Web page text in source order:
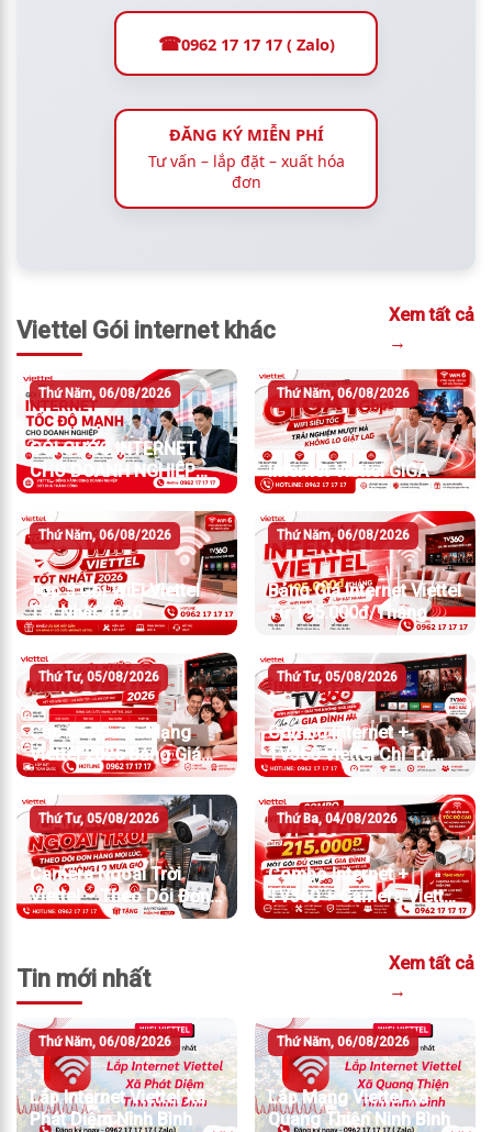
☎0962 17 17 17 ( Zalo)
ĐĂNG KÝ MIỄN PHÍ
Tư vấn – lắp đặt – xuất hóa
đơn
Viettel Gói internet khác
Xem tất cả
→
Thứ Năm, 06/08/2026
GÓI CƯỚC INTERNET
CHO DOANH NGHIỆP
TỐC ĐỘ MẠNH
Thứ Năm, 06/08/2026
Internet Viettel GIGA
Thứ Năm, 06/08/2026
Top 5 Gói WiFi Viettel
Tốt Nhất 2026
Thứ Năm, 06/08/2026
Bảng Giá Internet Viettel
Từ 195.000đ/Tháng
Thứ Tư, 05/08/2026
Các Gói Cước Mạng
Viettel 2026 Bảng Giá
Chi Tiết Và Cách Chọn
Gói Phù Hợp
Thứ Tư, 05/08/2026
Combo Internet +
TV360 Viettel Chỉ Từ
275.000đ/Tháng
Thứ Tư, 05/08/2026
Camera Ngoài Trời
Viettel – Theo Dõi Đơn
Hàng Mọi Lúc, Không
Thứ Ba, 04/08/2026
Combo Internet +
TV360 + Camera Viettel
Chỉ Từ 215K/Tháng
Tin mới nhất
Xem tất cả
→
Thứ Năm, 06/08/2026
Lắp Internet Viettel Xã
Phát Diệm Ninh Bình
Thứ Năm, 06/08/2026
Lắp Mạng Viettel Xã
Quang Thiện Ninh Bình